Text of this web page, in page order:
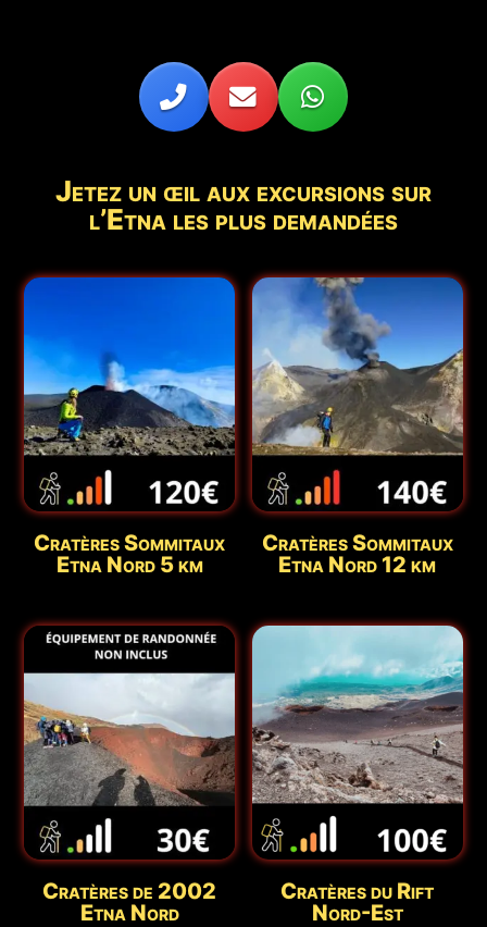
Jetez un œil aux excursions sur
l’Etna les plus demandées
Cratères Sommitaux
Etna Nord 5 km
Cratères Sommitaux
Etna Nord 12 km
Cratères de 2002
Etna Nord
Cratères du Rift
Nord-Est